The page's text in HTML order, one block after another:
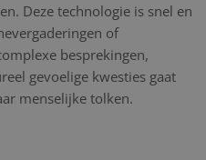
Deze technologie is snel en
of
besprekingen,
gevoelige kwesties gaat
menselijke tolken.